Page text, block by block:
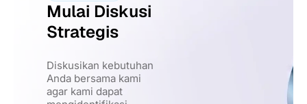
Mulai Diskusi
Strategis
Diskusikan kebutuhan
Anda bersama kami
agar kami dapat